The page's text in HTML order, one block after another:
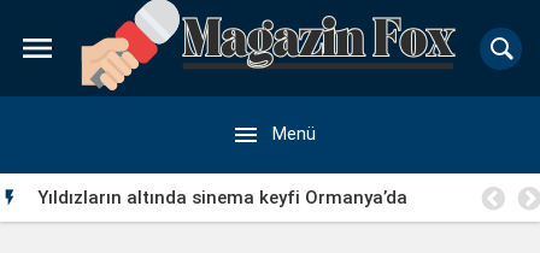

 Menü
 Yıldızların altında sinema keyfi Ormanya’da